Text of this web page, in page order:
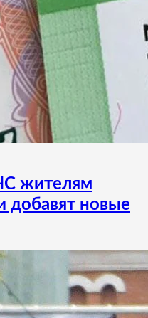
жителям
добавят новые